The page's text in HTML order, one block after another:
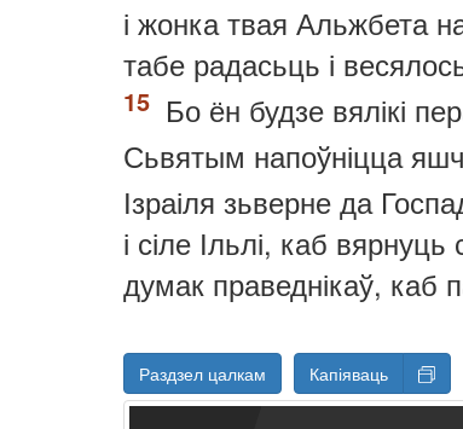
і жонка твая Альжбета
табе радасьць і
Бо ён будзе вялікі
Сьвятым напоўніцца
Ізраіля зьверне да
і сіле Ільлі, каб
думак праведнікаў, каб
Раздзел цалкам Капіяваць